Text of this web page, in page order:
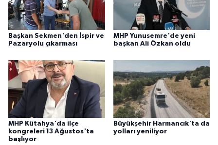
Başkan Sekmen'den İspir ve
Pazaryolu çıkarması
MHP Yunusemre'de yeni
başkan Ali Özkan oldu
MHP Kütahya'da ilçe
kongreleri 13 Ağustos'ta
başlıyor
Büyükşehir Harmancık'ta da
yolları yeniliyor